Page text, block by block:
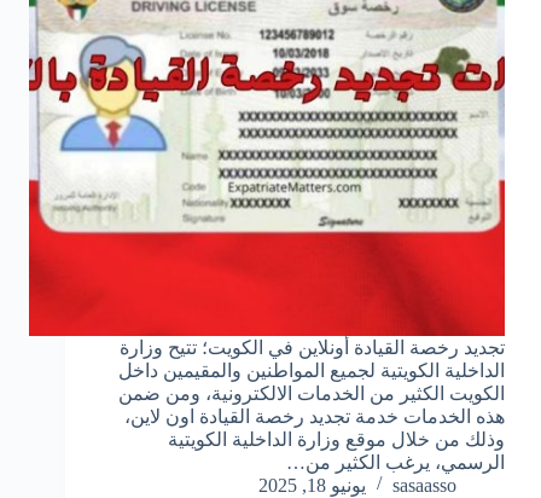
تجديد رخصة القيادة أونلاين في الكويت؛ تتيح وزارة
الداخلية الكويتية لجميع المواطنين والمقيمين داخل
الكويت الكثير من الخدمات الالكترونية، ومن ضمن
هذه الخدمات خدمة تجديد رخصة القيادة اون لاين،
وذلك من خلال موقع وزارة الداخلية الكويتية
الرسمي، يرغب الكثير من…
sasaasso
يونيو 18, 2025